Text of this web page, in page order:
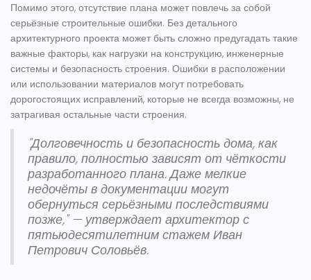
Помимо этого, отсутствие плана может повлечь за собой
серьёзные строительные ошибки. Без детального
архитектурного проекта может быть сложно предугадать такие
важные факторы, как нагрузки на конструкцию, инженерные
системы и безопасность строения. Ошибки в расположении
или использовании материалов могут потребовать
дорогостоящих исправлений, которые не всегда возможны, не
затрагивая остальные части строения.
"Долговечность и безопасность дома, как
правило, полностью зависят от чёткости
разработанного плана. Даже мелкие
недочёты в документации могут
обернуться серьёзными последствиями
позже," — утверждает архитектор с
пятьюдесятилетним стажем Иван
Петрович Соловьёв.